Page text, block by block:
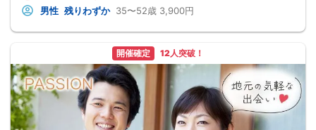
男性 残りわずか 35〜52歳 3,900円
開催確定 12人突破！